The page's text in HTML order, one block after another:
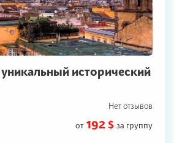
исторический
Нет отзывов
от 192 $ за группу